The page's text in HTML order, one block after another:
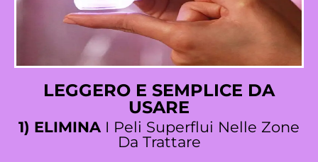
LEGGERO E SEMPLICE DA
USARE
1) ELIMINA I Peli Superflui Nelle Zone
Da Trattare